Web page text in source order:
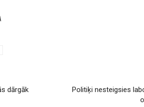
dārgāk
Politiķi nesteigsies